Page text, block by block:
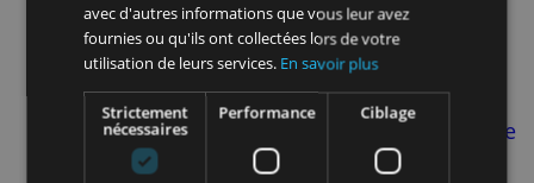
Nous utilisons des cookies pour de
finalités. Par exemple, nous y avons recours
pour mémoriser vos paramètres
afin d’améliorer la pertinence des
vous voyez, afin de mesurer le nombre de
visiteurs d’une page, afin de vous aider à
contenu, les publicités et analyser notre trafic.
Nous partageons également des informations sur
votre utilisation de notre site avec nos partenaires
de publicité et d'analyse qui peuvent les combiner
avec d'autres informations que vous leur avez
fournies ou qu'ils ont collectées lors de votre